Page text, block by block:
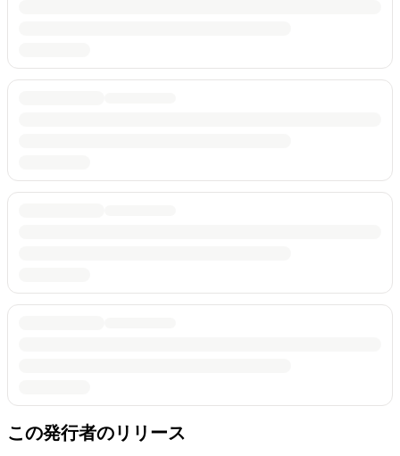
この発行者のリリース